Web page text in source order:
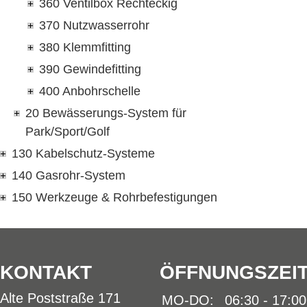
360 Ventilbox Rechteckig
370 Nutzwasserrohr
380 Klemmfitting
390 Gewindefitting
400 Anbohrschelle
20 Bewässerungs-System für
Park/Sport/Golf
130 Kabelschutz-Systeme
140 Gasrohr-System
150 Werkzeuge & Rohrbefestigungen
KONTAKT
Alte Poststraße 171 MO-DO:
06:30 -